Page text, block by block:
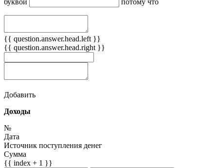
буквой потому что
{{ question.answer.head.left }}
{{ question.answer.head.right }}
Добавить
Доходы
№
Дата
Источник поступления денег
Сумма
{{ index + 1 }}